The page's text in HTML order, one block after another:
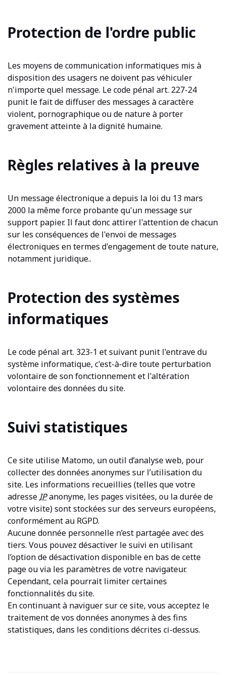
Protection de l'ordre public
Les moyens de communication informatiques mis à
disposition des usagers ne doivent pas véhiculer
n'importe quel message. Le code pénal art. 227-24
punit le fait de diffuser des messages à caractère
violent, pornographique ou de nature à porter
gravement atteinte à la dignité humaine.
Règles relatives à la preuve
Un message électronique a depuis la loi du 13 mars
2000 la même force probante qu'un message sur
support papier. Il faut donc attirer l'attention de chacun
sur les conséquences de l'envoi de messages
électroniques en termes d'engagement de toute nature,
notamment juridique..
Protection des systèmes
informatiques
Le code pénal art. 323-1 et suivant punit l'entrave du
système informatique, c'est-à-dire toute perturbation
volontaire de son fonctionnement et l'altération
volontaire des données du site.
Suivi statistiques
Ce site utilise Matomo, un outil d’analyse web, pour
collecter des données anonymes sur l’utilisation du
site. Les informations recueillies (telles que votre
adresseIPanonyme, les pages visitées, ou la durée de
votre visite) sont stockées sur des serveurs européens,
conformément au RGPD.
Aucune donnée personnelle n’est partagée avec des
tiers. Vous pouvez désactiver le suivi en utilisant
l’option de désactivation disponible en bas de cette
page ou via les paramètres de votre navigateur.
Cependant, cela pourrait limiter certaines
fonctionnalités du site.
En continuant à naviguer sur ce site, vous acceptez le
traitement de vos données anonymes à des fins
statistiques, dans les conditions décrites ci-dessus.